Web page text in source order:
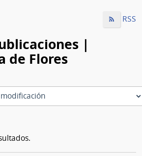
RSS
|
de Flores